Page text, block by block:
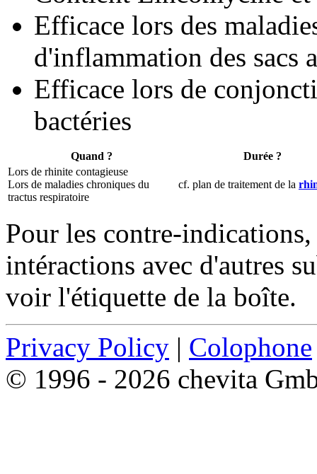
Efficace lors des
d'inflammation des sacs
Efficace lors de
bactéries
Quand ?
Durée ?
Lors de rhinite contagieuse
Lors de maladies chroniques du
tractus respiratoire
cf. plan de traitement de la
Pour les contre-
intéractions avec d'autres
voir l'étiquette de la boîte.
Privacy Policy | Colophone
© 1996 - 2026 chevita